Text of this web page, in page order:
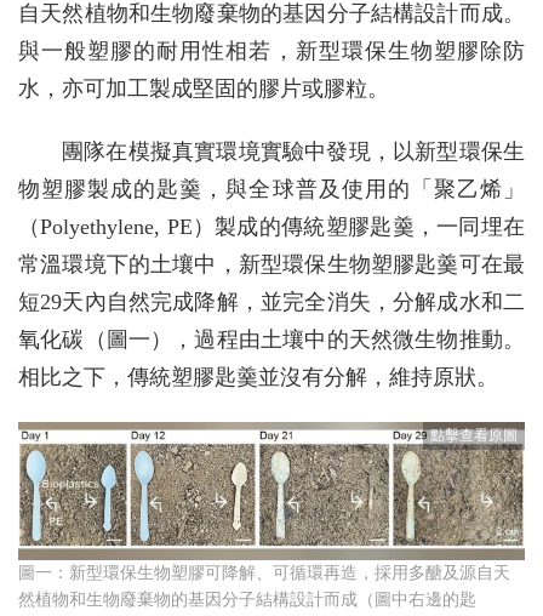
自天然植物和生物廢棄物的基因分子結構設計而成。
與一般塑膠的耐用性相若，新型環保生物塑膠除防
水，亦可加工製成堅固的膠片或膠粒。
團隊在模擬真實環境實驗中發現，以新型環保生
物塑膠製成的匙羹，與全球普及使用的「聚乙烯」
（Polyethylene, PE）製成的傳統塑膠匙羹，一同埋在
常溫環境下的土壤中，新型環保生物塑膠匙羹可在最
短29天內自然完成降解，並完全消失，分解成水和二
氧化碳（圖一），過程由土壤中的天然微生物推動。
相比之下，傳統塑膠匙羹並沒有分解，維持原狀。
圖一：新型環保生物塑膠可降解、可循環再造，採用多醣及源自天
然植物和生物廢棄物的基因分子結構設計而成（圖中右邊的匙